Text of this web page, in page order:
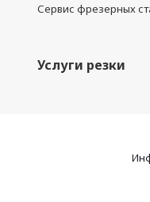
Сервис фрезерных
Услуги резки